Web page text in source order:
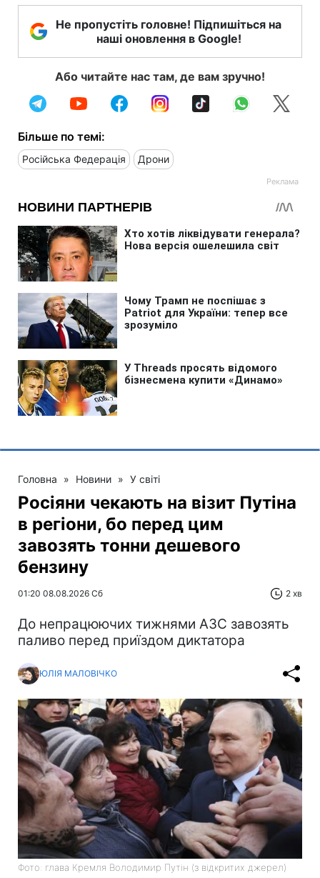
Не пропустіть головне! Підпишіться на
наші оновлення в Google!
Або читайте нас там, де вам зручно!
Більше по темі:
Російська Федерація Дрони
Головна » Новини » У світі
Росіяни чекають на візит Путіна
в регіони, бо перед цим
завозять тонни дешевого
бензину
01:20 08.08.2026 Сб 2 хв
До непрацюючих тижнями АЗС завозять
паливо перед приїздом диктатора
ЮЛІЯ МАЛОВІЧКО
Фото: глава Кремля Володимир Путін (з відкритих джерел)